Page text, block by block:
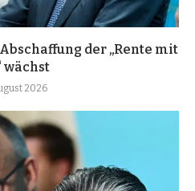
der „Rente mit
wächst
2026